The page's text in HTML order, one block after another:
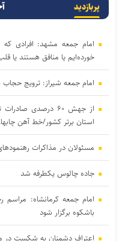
پربازدید
امام جمعه مشهد: افرادی
خورده‌ایم یا منافق هستند یا
امام جمعه شیراز: ترویج
استان برتر کشور/خط آهن
مسئولان در مذاکرات
جاده چالوس یکطرفه شد
امام جمعه کرمانشاه:
باشکوه برگزار شود
اعتراف دشمنان به شکست در